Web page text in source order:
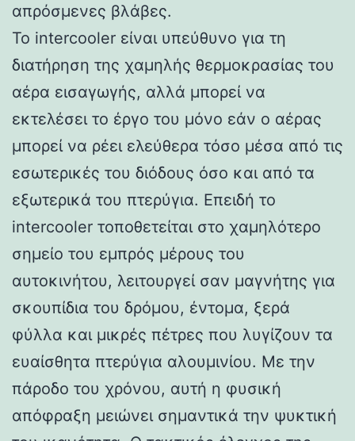
απρόσμενες βλάβες.
Το intercooler είναι υπεύθυνο για τη
διατήρηση της χαμηλής θερμοκρασίας του
αέρα εισαγωγής, αλλά μπορεί να
εκτελέσει το έργο του μόνο εάν ο αέρας
μπορεί να ρέει ελεύθερα τόσο μέσα από τις
εσωτερικές του διόδους όσο και από τα
εξωτερικά του πτερύγια. Επειδή το
intercooler τοποθετείται στο χαμηλότερο
σημείο του εμπρός μέρους του
αυτοκινήτου, λειτουργεί σαν μαγνήτης για
σκουπίδια του δρόμου, έντομα, ξερά
φύλλα και μικρές πέτρες που λυγίζουν τα
ευαίσθητα πτερύγια αλουμινίου. Με την
πάροδο του χρόνου, αυτή η φυσική
απόφραξη μειώνει σημαντικά την ψυκτική